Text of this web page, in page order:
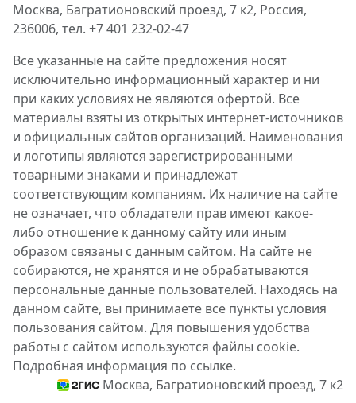
Москва, Багратионовский проезд, 7 к2, Россия,
236006, тел. +7 401 232-02-47
Все указанные на сайте предложения носят
исключительно информационный характер и ни
при каких условиях не являются офертой. Все
материалы взяты из открытых интернет-источников
и официальных сайтов организаций. Наименования
и логотипы являются зарегистрированными
товарными знаками и принадлежат
соответствующим компаниям. Их наличие на сайте
не означает, что обладатели прав имеют какое-
либо отношение к данному сайту или иным
образом связаны с данным сайтом. На сайте не
собираются, не хранятся и не обрабатываются
персональные данные пользователей. Находясь на
данном сайте, вы принимаете все пункты условия
пользования сайтом. Для повышения удобства
работы с сайтом используются файлы cookie.
Подробная информация по ссылке.
Москва, Багратионовский проезд, 7 к2